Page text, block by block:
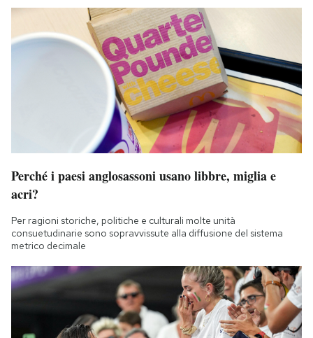
Perché i paesi anglosassoni usano libbre, miglia e
acri?
Per ragioni storiche, politiche e culturali molte unità
consuetudinarie sono sopravvissute alla diffusione del sistema
metrico decimale